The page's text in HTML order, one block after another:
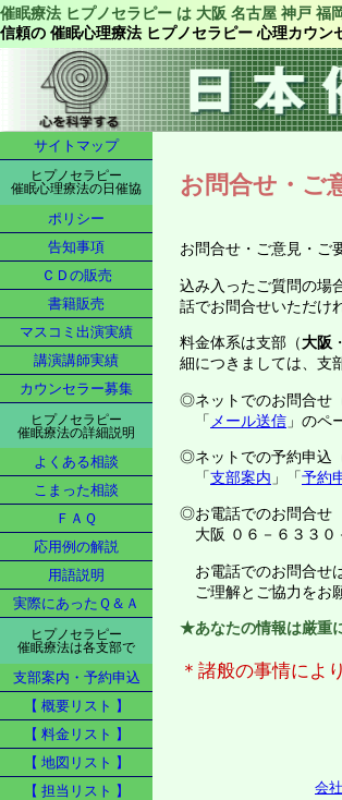
催眠療法 ヒプノセラピー は 大阪 名古屋 神戸 福
信頼の 催眠心理療法 ヒプノセラピー 心理カウン
サイトマップ
ヒプノセラピー
催眠心理療法の日催協
ポリシー
告知事項
ＣＤの販売
書籍販売
マスコミ出演実績
講演講師実績
カウンセラー募集
ヒプノセラピー
催眠療法の詳細説明
よくある相談
こまった相談
ＦＡＱ
応用例の解説
用語説明
実際にあったＱ＆Ａ
ヒプノセラピー
催眠療法は各支部で
支部案内・予約申込
【 概要リスト 】
【 料金リスト 】
【 地図リスト 】
【 担当リスト 】
お問合せ・ご
お問合せ・ご意見・ご
込み入ったご質問の場
話でお問合せいただけ
料金体系は支部（大阪 ・
細につきましては、支
◎ネットでのお問合せ
「 メール送信 」のペ
◎ネットでの予約申込
「支部案内 」「予約
◎お電話でのお問合せ
大阪 ０６－６３３０
お電話でのお問合せ
ご理解とご協力をお
★あなたの情報は厳重
＊諸般の事情によ
会